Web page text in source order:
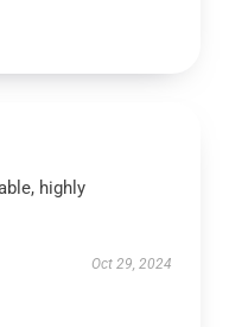
highly
Oct 29, 2024